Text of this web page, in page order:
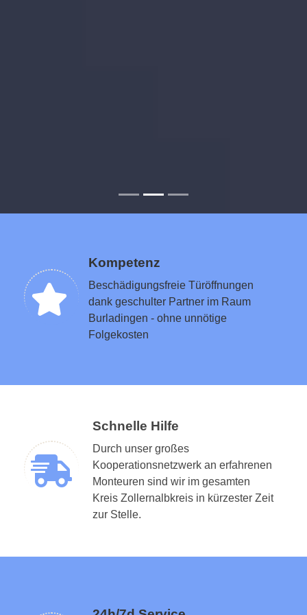
Kompetenz
Beschädigungsfreie Türöffnungen
dank geschulter Partner im Raum
Burladingen - ohne unnötige
Folgekosten
Schnelle Hilfe
Durch unser großes
Kooperationsnetzwerk an erfahrenen
Monteuren sind wir im gesamten
Kreis Zollernalbkreis in kürzester Zeit
zur Stelle.